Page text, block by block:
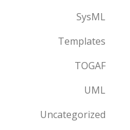
SysML
Templates
TOGAF
UML
Uncategorized